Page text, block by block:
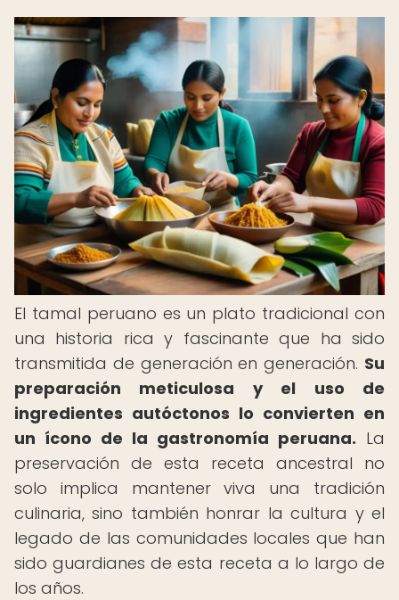
El tamal peruano es un plato tradicional con
una historia rica y fascinante que ha sido
transmitida de generación en generación. Su
preparación meticulosa y el uso de
ingredientes autóctonos lo convierten en
un ícono de la gastronomía peruana. La
preservación de esta receta ancestral no
solo implica mantener viva una tradición
culinaria, sino también honrar la cultura y el
legado de las comunidades locales que han
sido guardianes de esta receta a lo largo de
los años.